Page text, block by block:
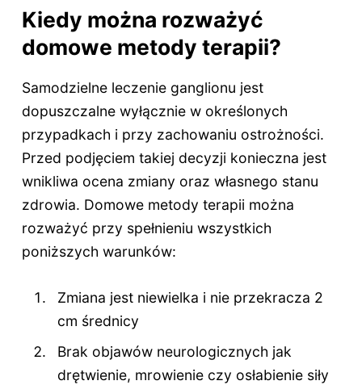
Kiedy można rozważyć
domowe metody terapii?
Samodzielne leczenie ganglionu jest
dopuszczalne wyłącznie w określonych
przypadkach i przy zachowaniu ostrożności.
Przed podjęciem takiej decyzji konieczna jest
wnikliwa ocena zmiany oraz własnego stanu
zdrowia. Domowe metody terapii można
rozważyć przy spełnieniu wszystkich
poniższych warunków:
Zmiana jest niewielka i nie przekracza 2
cm średnicy
Brak objawów neurologicznych jak
drętwienie, mrowienie czy osłabienie siły